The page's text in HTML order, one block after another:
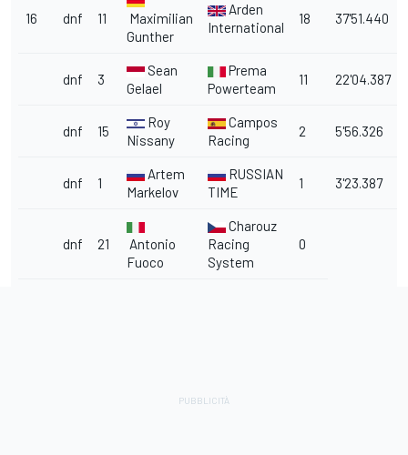
16 dnf 11
Maximilian
Gunther
Arden
International
18 37'51.440
dnf 3
Sean
Gelael
Prema
Powerteam
11 22'04.387
dnf 15
Roy
Nissany
Campos
Racing
2 5'56.326
dnf 1
Artem
Markelov
RUSSIAN
TIME
1 3'23.387
dnf 21
Antonio
Fuoco
Charouz
Racing
System
0